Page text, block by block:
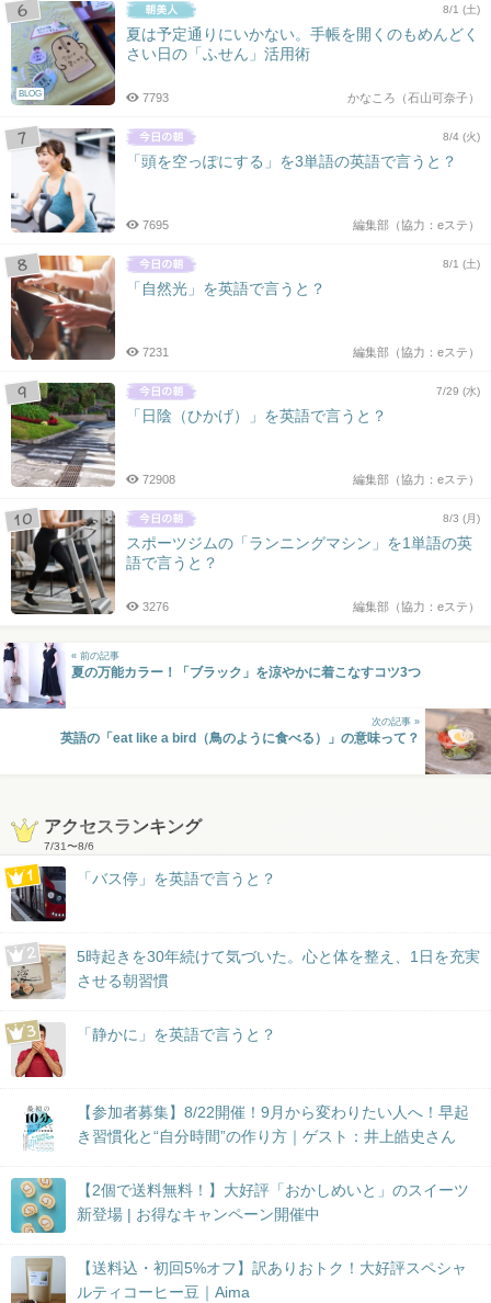
BLOG
8/1 (土)
夏は予定通りにいかない。手帳を開くのもめんどく
さい日の「ふせん」活用術
かなころ（石山可奈子）
7793
8/4 (火)
「頭を空っぽにする」を3単語の英語で言うと？
編集部（協力：eステ）
7695
8/1 (土)
「自然光」を英語で言うと？
編集部（協力：eステ）
7231
7/29 (水)
「日陰（ひかげ）」を英語で言うと？
編集部（協力：eステ）
72908
8/3 (月)
スポーツジムの「ランニングマシン」を1単語の英
語で言うと？
編集部（協力：eステ）
3276
« 前の記事
夏の万能カラー！「ブラック」を涼やかに着こなすコツ3つ
次の記事 »
英語の「eat like a bird（鳥のように食べる）」の意味って？
アクセスランキング
7/31〜8/6
「バス停」を英語で言うと？
5時起きを30年続けて気づいた。心と体を整え、1日を充実
させる朝習慣
「静かに」を英語で言うと？
【参加者募集】8/22開催！9月から変わりたい人へ！早起
き習慣化と“自分時間”の作り方｜ゲスト：井上皓史さん
【2個で送料無料！】大好評「おかしめいと」のスイーツ
新登場 | お得なキャンペーン開催中
【送料込・初回5%オフ】訳ありおトク！大好評スペシャ
ルティコーヒー豆｜Aima